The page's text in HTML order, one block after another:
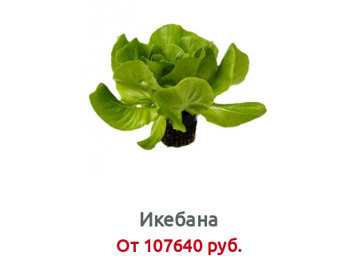
Икебана
От 107640 руб.